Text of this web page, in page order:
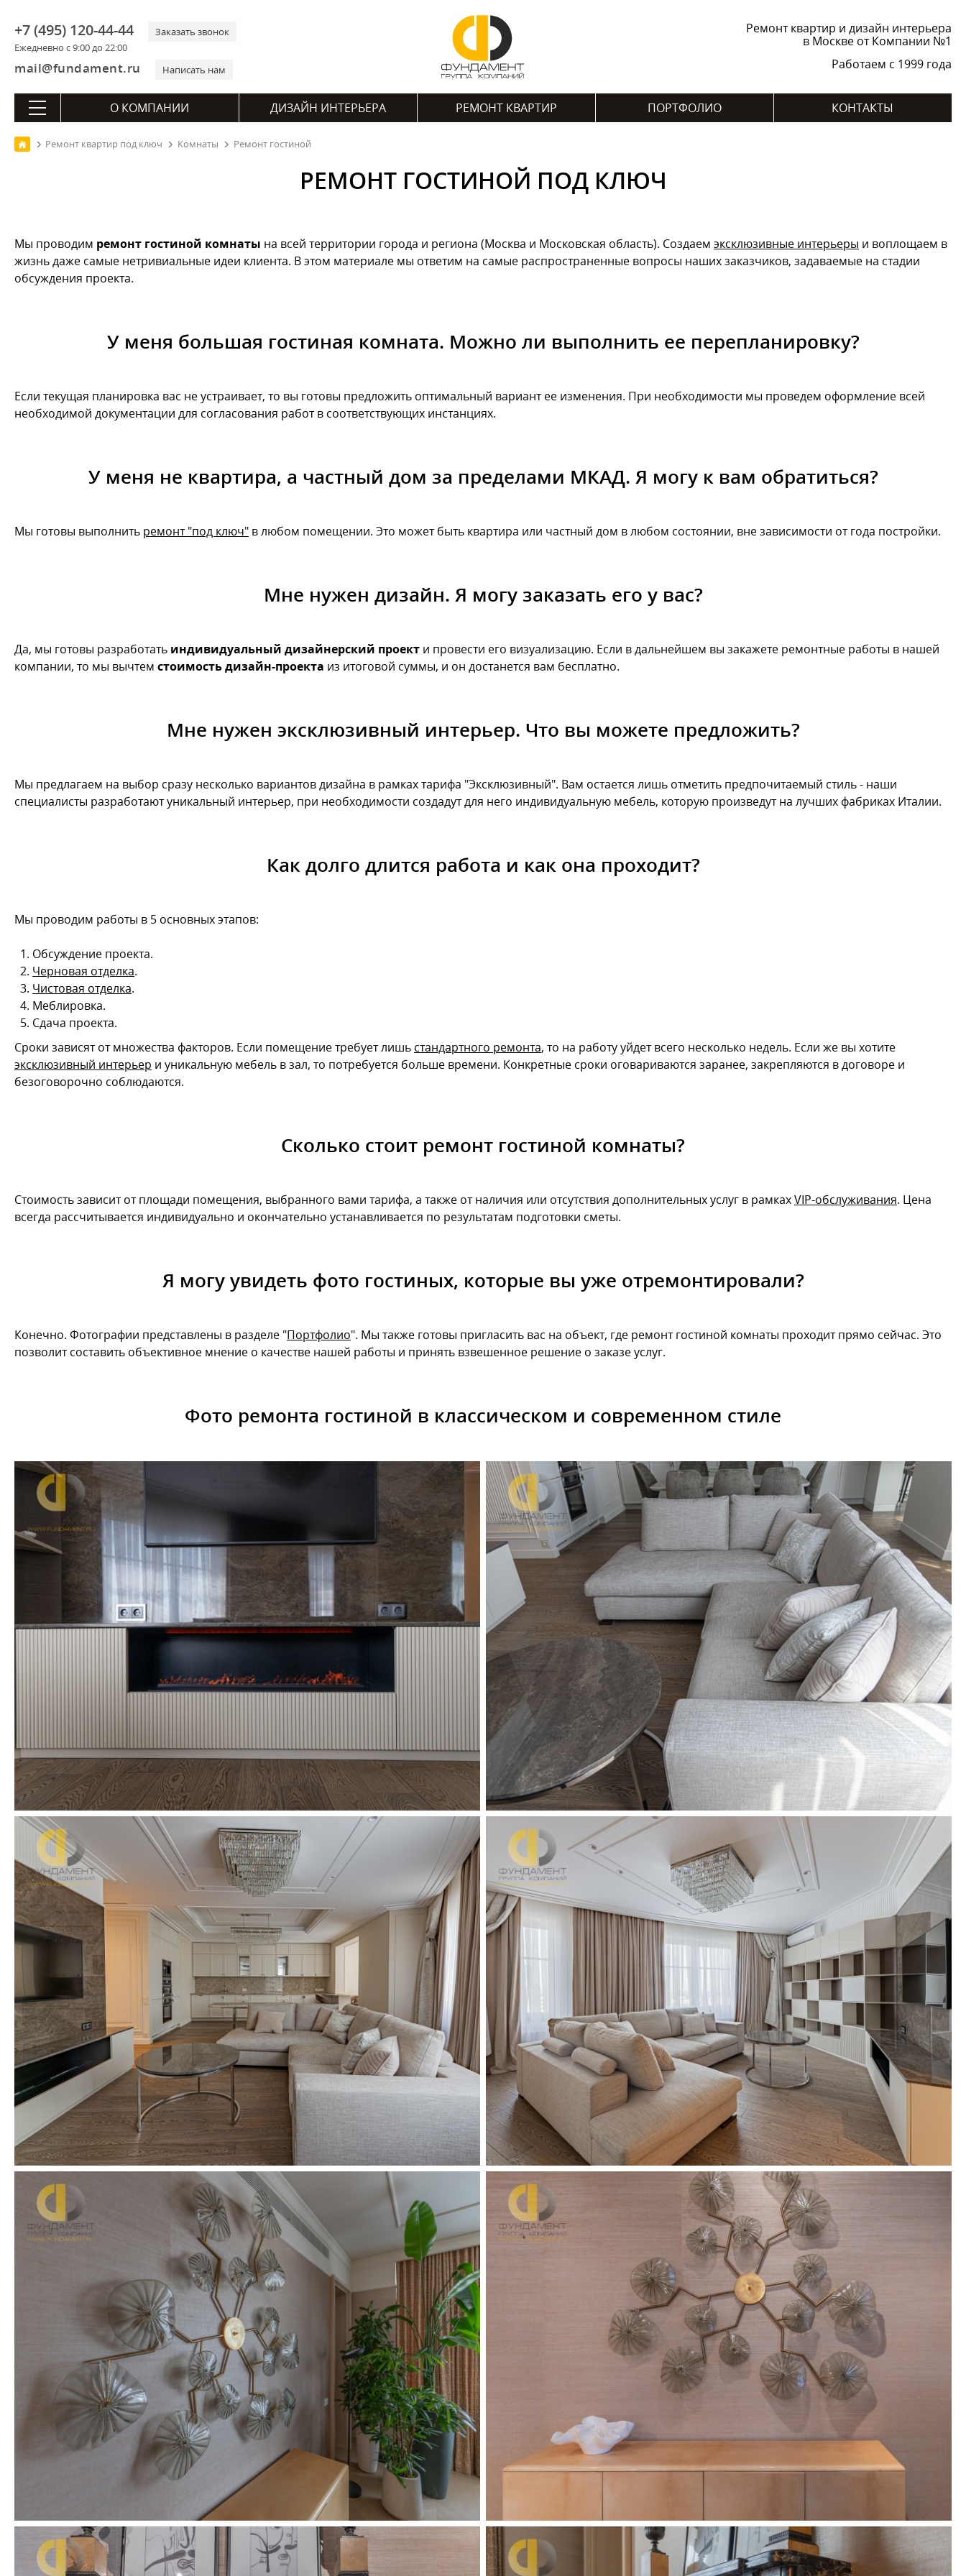
+7 (495) 120-44-44
Ежедневно с 9:00 до 22:00
Заказать звонок
mail@fundament.ru Написать нам
Ремонт квартир и дизайн интерьера
в Москве от Компании №1
Работаем с 1999 года
О КОМПАНИИ ДИЗАЙН ИНТЕРЬЕРА РЕМОНТ КВАРТИР ПОРТФОЛИО КОНТАКТЫ
Ремонт квартир под ключ Комнаты Ремонт гостиной
РЕМОНТ ГОСТИНОЙ ПОД КЛЮЧ
Мы проводим ремонт гостиной комнаты на всей территории города и региона (Москва и Московская область). Создаем эксклюзивные интерьеры и воплощаем в
жизнь даже самые нетривиальные идеи клиента. В этом материале мы ответим на самые распространенные вопросы наших заказчиков, задаваемые на стадии
обсуждения проекта.
У меня большая гостиная комната. Можно ли выполнить ее перепланировку?
Если текущая планировка вас не устраивает, то вы готовы предложить оптимальный вариант ее изменения. При необходимости мы проведем оформление всей
необходимой документации для согласования работ в соответствующих инстанциях.
У меня не квартира, а частный дом за пределами МКАД. Я могу к вам обратиться?
Мы готовы выполнить ремонт "под ключ" в любом помещении. Это может быть квартира или частный дом в любом состоянии, вне зависимости от года постройки.
Мне нужен дизайн. Я могу заказать его у вас?
Да, мы готовы разработать индивидуальный дизайнерский проект и провести его визуализацию. Если в дальнейшем вы закажете ремонтные работы в нашей
компании, то мы вычтем стоимость дизайн-проекта из итоговой суммы, и он достанется вам бесплатно.
Мне нужен эксклюзивный интерьер. Что вы можете предложить?
Мы предлагаем на выбор сразу несколько вариантов дизайна в рамках тарифа "Эксклюзивный". Вам остается лишь отметить предпочитаемый стиль - наши
специалисты разработают уникальный интерьер, при необходимости создадут для него индивидуальную мебель, которую произведут на лучших фабриках Италии.
Как долго длится работа и как она проходит?
Мы проводим работы в 5 основных этапов:
Обсуждение проекта.
Черновая отделка.
Чистовая отделка.
Меблировка.
Сдача проекта.
Сроки зависят от множества факторов. Если помещение требует лишь стандартного ремонта, то на работу уйдет всего несколько недель. Если же вы хотите
эксклюзивный интерьер и уникальную мебель в зал, то потребуется больше времени. Конкретные сроки оговариваются заранее, закрепляются в договоре и
безоговорочно соблюдаются.
Сколько стоит ремонт гостиной комнаты?
Стоимость зависит от площади помещения, выбранного вами тарифа, а также от наличия или отсутствия дополнительных услуг в рамкахVIP-обслуживания. Цена
всегда рассчитывается индивидуально и окончательно устанавливается по результатам подготовки сметы.
Я могу увидеть фото гостиных, которые вы уже отремонтировали?
Конечно. Фотографии представлены в разделе "Портфолио". Мы также готовы пригласить вас на объект, где ремонт гостиной комнаты проходит прямо сейчас. Это
позволит составить объективное мнение о качестве нашей работы и принять взвешенное решение о заказе услуг.
Фото ремонта гостиной в классическом и современном стиле